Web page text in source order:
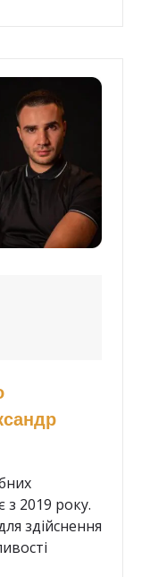
з 2019 року.
здійснення